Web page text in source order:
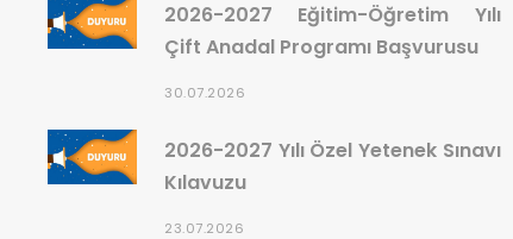
2026-2027 Eğitim-Öğretim Yılı
Çift Anadal Programı Başvurusu
30.07.2026
2026-2027 Yılı Özel Yetenek Sınavı
Kılavuzu
23.07.2026